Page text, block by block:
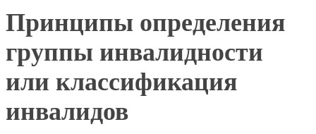
Принципы определения
группы инвалидности
или классификация
инвалидов